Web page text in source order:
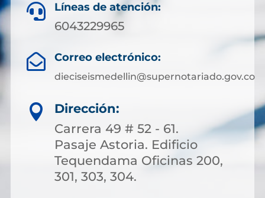
 Líneas de atención:
6043229965
 Correo electrónico:
dieciseismedellin@supernotariado.gov.co

Dirección:
Carrera 49 # 52 - 61.
Pasaje Astoria. Edificio
Tequendama Oficinas 200,
301, 303, 304.